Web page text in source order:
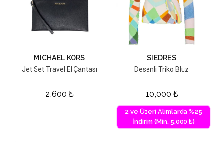
MICHAEL KORS
Jet Set Travel El Çantası
2,600 ₺
SIEDRES
Desenli Triko Bluz
10,000 ₺
2 ve Üzeri Alımlarda %25
İndirim (Min. 5,000 ₺)